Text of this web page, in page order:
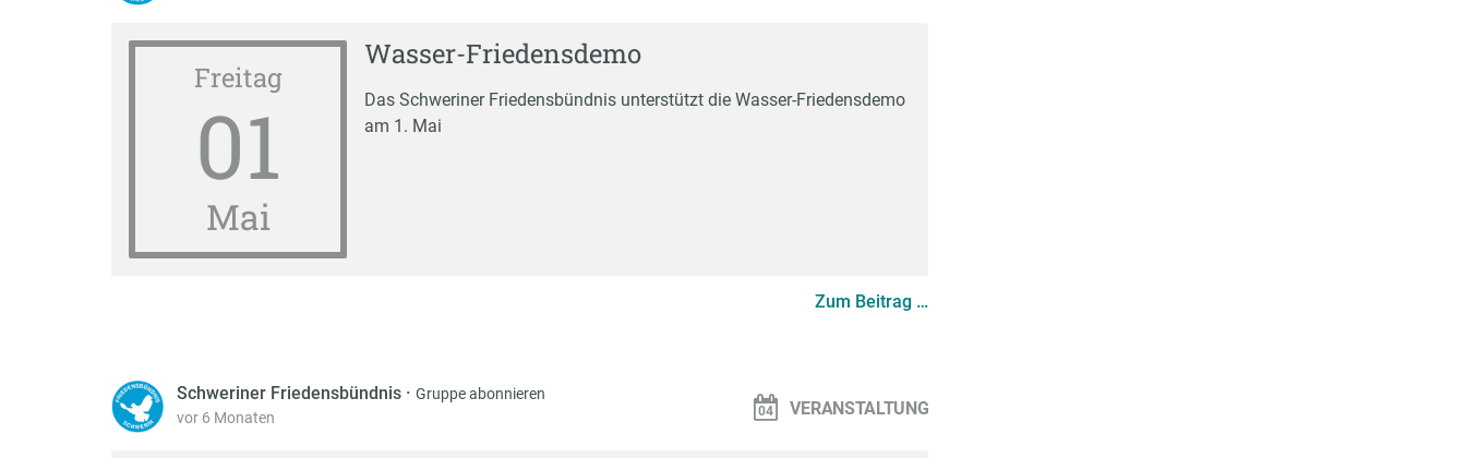
Freitag
01
Mai
Wasser-Friedensdemo
Das Schweriner Friedensbündnis unterstützt die Wasser-Friedensdemo
am 1. Mai
Zum Beitrag …
Schweriner Friedensbündnis · Gruppe abonnieren
vor 6 Monaten
VERANSTALTUNG